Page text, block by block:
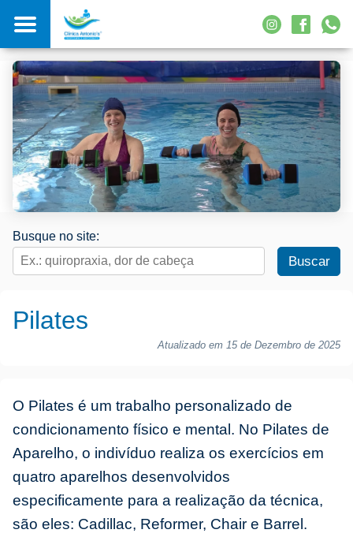
Busque no site:
Pilates
Atualizado em 15 de Dezembro de 2025
O Pilates é um trabalho personalizado de
condicionamento físico e mental. No Pilates de
Aparelho, o indivíduo realiza os exercícios em
quatro aparelhos desenvolvidos
especificamente para a realização da técnica,
são eles: Cadillac, Reformer, Chair e Barrel.